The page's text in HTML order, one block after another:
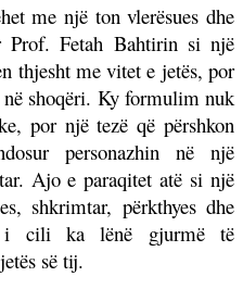
me një ton vlerësues dhe
Prof. Fetah Bahtirin si një
thjesht me vitet e jetës, por
shoqëri. Ky formulim nuk
por një tezë që përshkon
personazhin në një
Ajo e paraqitet atë si një
shkrimtar, përkthyes dhe
i cili ka lënë gjurmë të
së tij.